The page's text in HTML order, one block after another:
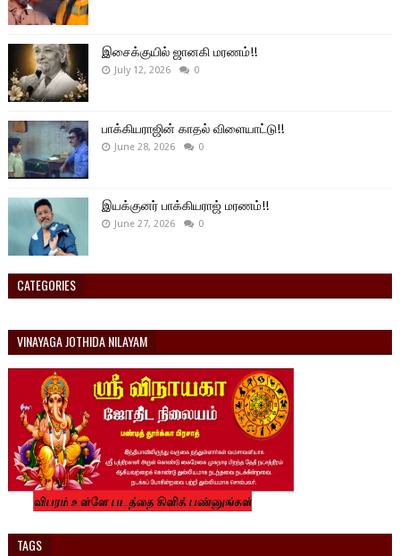
இசைக்குயில் ஜானகி மரணம்!!
July 12, 2026 0
பாக்கியராஜின் காதல் விளையாட்டு!!
June 28, 2026 0
இயக்குனர் பாக்கியராஜ் மரணம்!!
June 27, 2026 0
CATEGORIES
VINAYAGA JOTHIDA NILAYAM
TAGS